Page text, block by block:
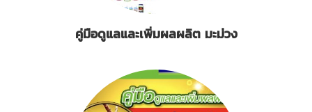
คู่มือดูแลและเพิ่มผลผลิต มะม่วง